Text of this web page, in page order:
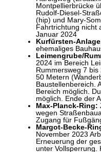
Montpellierbrücke
Rudolf-Diesel-
(hip) und Mary-
Fahrtrichtung nicht
Januar 2024
Kurfürsten-
ehemaliges
Leimengrube/
2024 im Bereich
Rummersweg 7
50 Metern
Baustellenbereich.
Bereich möglich.
möglich. Ende der
Max-Planck-Ring:
wegen
Zugang für
Margot-Becke-
November 2023
Erneuerung der
unter Vollsperrung.